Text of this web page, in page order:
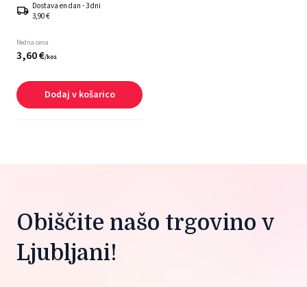
Dostava en dan - 3 dni
3,90 €
Redna cena
3,60€/kos
Dodaj v košarico
Obiščite našo trgovino v
Ljubljani!